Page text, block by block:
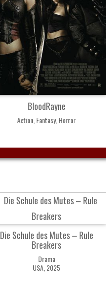
BloodRayne
Action, Fantasy, Horror
Die Schule des Mutes – Rule
Breakers
Drama
USA, 2025